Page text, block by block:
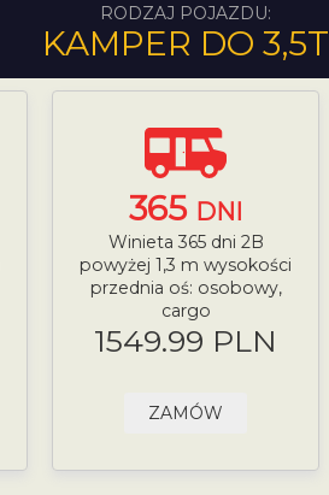
RODZAJ POJAZDU:
KAMPER DO 3,5T
365 DNI
Winieta 365 dni 2B
powyżej 1,3 m wysokości
przednia oś: osobowy,
cargo
1549.99 PLN
ZAMÓW